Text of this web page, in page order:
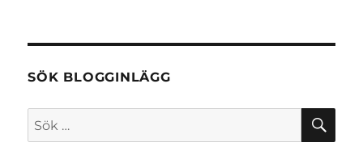
SÖK BLOGGINLÄGG
Sök
efter: